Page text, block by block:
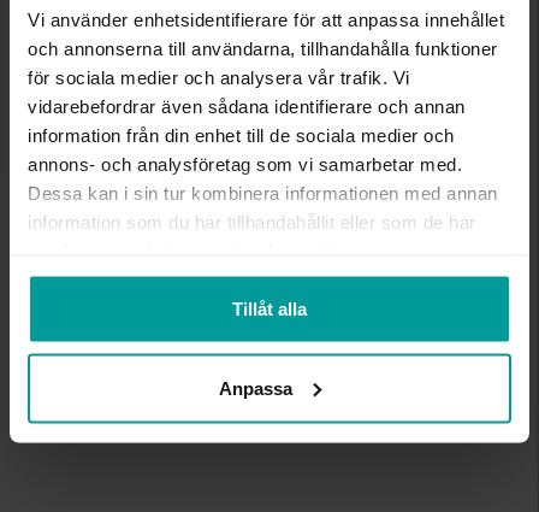
Vi använder enhetsidentifierare för att anpassa innehållet
och annonserna till användarna, tillhandahålla funktioner
för sociala medier och analysera vår trafik. Vi
vidarebefordrar även sådana identifierare och annan
information från din enhet till de sociala medier och
annons- och analysföretag som vi samarbetar med.
Dessa kan i sin tur kombinera informationen med annan
information som du har tillhandahållit eller som de har
Tillåt alla
Anpassa
Lördag: 10-18
Söndag: 11-18
Öppettiderna kan avvika vid stora helger och röda
dagar. Kontakta butiken för mer information.